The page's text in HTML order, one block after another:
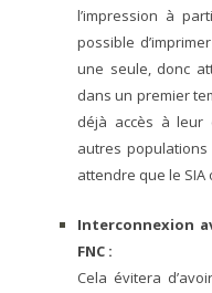
l’impression à
possible
une seule, donc
dans un premier
déjà accès à leur
autres populations
attendre que le
Interconnexion
FNC :
Cela évitera